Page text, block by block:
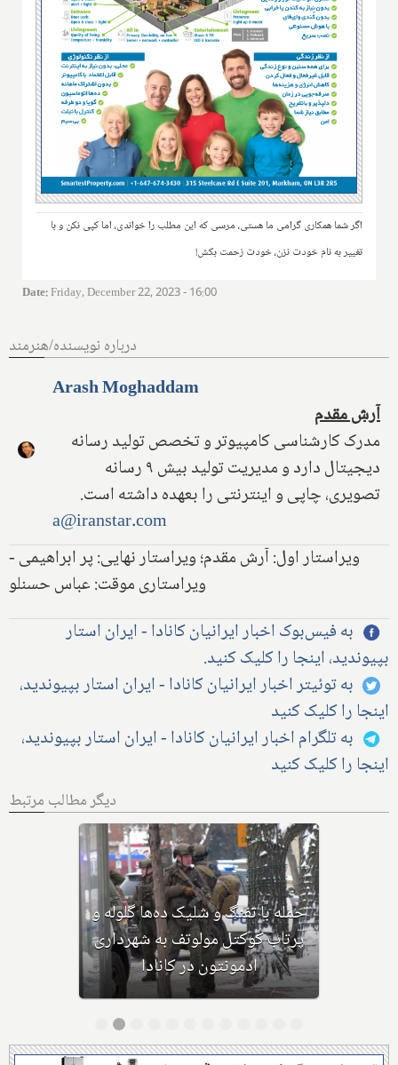
اگر شما همکاری گرامی ما هستی، مرسی که این مطلب را خواندی، اما کپی نکن و با
تغییر به نام خودت نزن، خودت زحمت بکش!
Date:Friday, December 22, 2023 - 16:00
درباره نویسنده/هنرمند
Arash Moghaddam
آرش مقدم
مدرک کارشناسی کامپیوتر و تخصص تولید رسانه
دیجیتال دارد و مدیریت تولید بیش ۹ رسانه
تصویری، چاپی و اینترنتی را بعهده داشته است.
a@iranstar.com
ویراستار اول: آرش مقدم؛ ویراستار نهایی: پر ابراهیمی -
ویراستاری موقت: عباس حسنلو
به فیس‌بوک اخبار ایرانیان کانادا - ایران استار
بپیوندید، اینجا را کلیک کنید.
به توئیتر اخبار ایرانیان کانادا - ایران استار بپیوندید،
اینجا را کلیک کنید
به تلگرام اخبار ایرانیان کانادا - ایران استار بپیوندید،
اینجا را کلیک کنید
دیگر مطالب مرتبط
بهداشت کانادا: این داروی کودکان،
ماست و چیا، را مصرف نکنید و این
تشک نیز احتمال خفگی دارد